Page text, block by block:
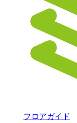
フロアガイド